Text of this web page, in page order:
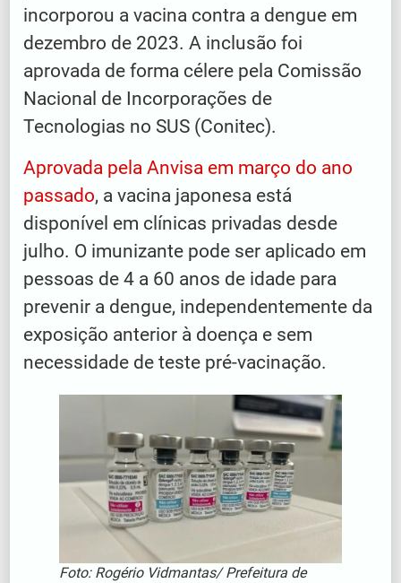
incorporou a vacina contra a dengue em
dezembro de 2023. A inclusão foi
aprovada de forma célere pela Comissão
Nacional de Incorporações de
Tecnologias no SUS (Conitec).
Aprovada pela Anvisa em março do ano
passado, a vacina japonesa está
disponível em clínicas privadas desde
julho. O imunizante pode ser aplicado em
pessoas de 4 a 60 anos de idade para
prevenir a dengue, independentemente da
exposição anterior à doença e sem
necessidade de teste pré-vacinação.
Foto: Rogério Vidmantas/ Prefeitura de